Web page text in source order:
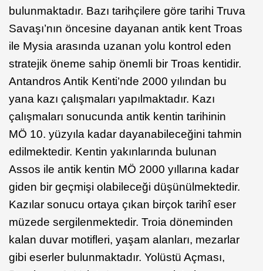
bulunmaktadır. Bazı tarihçilere göre tarihi Truva
Savaşı’nın öncesine dayanan antik kent Troas
ile Mysia arasında uzanan yolu kontrol eden
stratejik öneme sahip önemli bir Troas kentidir.
Antandros Antik Kenti’nde 2000 yılından bu
yana kazı çalışmaları yapılmaktadır. Kazı
çalışmaları sonucunda antik kentin tarihinin
MÖ 10. yüzyıla kadar dayanabileceğini tahmin
edilmektedir. Kentin yakınlarında bulunan
Assos ile antik kentin MÖ 2000 yıllarına kadar
giden bir geçmişi olabileceği düşünülmektedir.
Kazılar sonucu ortaya çıkan birçok tarihî eser
müzede sergilenmektedir. Troia döneminden
kalan duvar motifleri, yaşam alanları, mezarlar
gibi eserler bulunmaktadır. Yolüstü Açması,